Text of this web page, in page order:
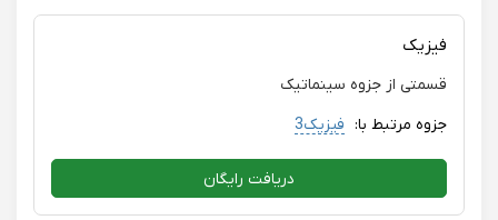
فیزیک
قسمتی از جزوه سینماتیک
جزوه مرتبط با: فیزیک3
دریافت رایگان